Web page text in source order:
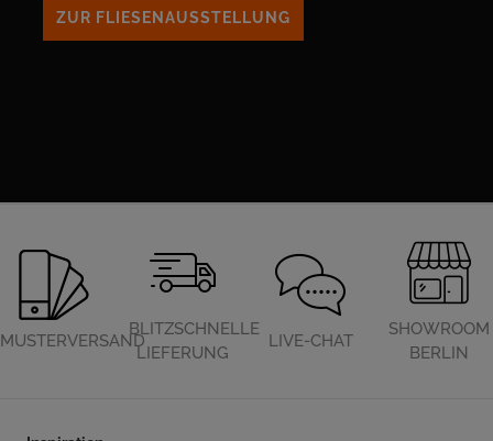
ZUR FLIESENAUSSTELLUNG
MUSTERVERSAND
BLITZSCHNELLE
LIEFERUNG
LIVE-CHAT
SHOWROOM
BERLIN